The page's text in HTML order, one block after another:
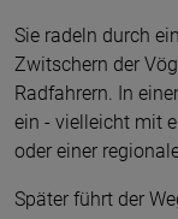
Sie radeln durch
Zwitschern der
Radfahrern. In
ein - vielleicht mit
oder einer
Später führt der